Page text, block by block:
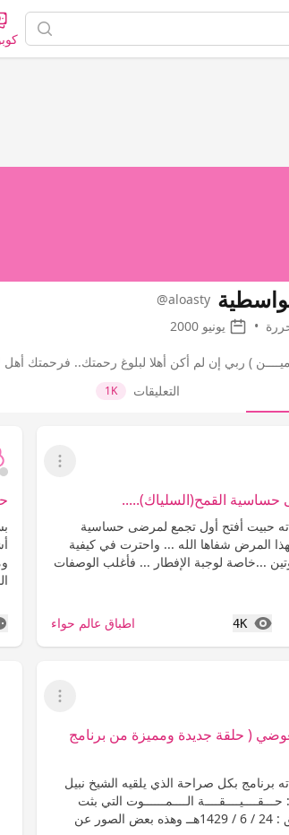
@aloasty
• يونيو 2000
) ربي إن لم أكن أهلا لبلوغ رحمتك‏.. فرحمتك
التعليقات 1K
عرض
القمح(السلياك).....
حبيت أفتح أول تجمع لمرضى حساسية
المرض شفاها الله ... واحترت في كيفية
...خاصة لوجبة الإفطار ... فأغلب الوصفات
4K
المشاهدات اطباق عالم حواء
عرض القائمة
( حلقة جديدة ومميزة من برنامج
برنامج بكل صراحة الذي يلقيه الشيخ نبيل
الــــمــــــوت التي بثت
مساء قبل أمس السبت الموافق : 24 / 6 / 1429هــ وهذه بعض الصور عن